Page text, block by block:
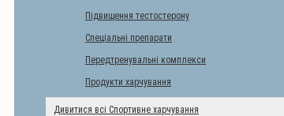
Підвищення тестостерону
Спеціальні препарати
Передтренувальні комплекси
Продукти харчування
Дивитися всі Спортивне харчування